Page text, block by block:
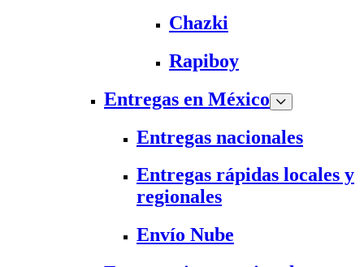
Chazki
Rapiboy
Entregas en México
Entregas nacionales
Entregas rápidas locales y
regionales
Envío Nube